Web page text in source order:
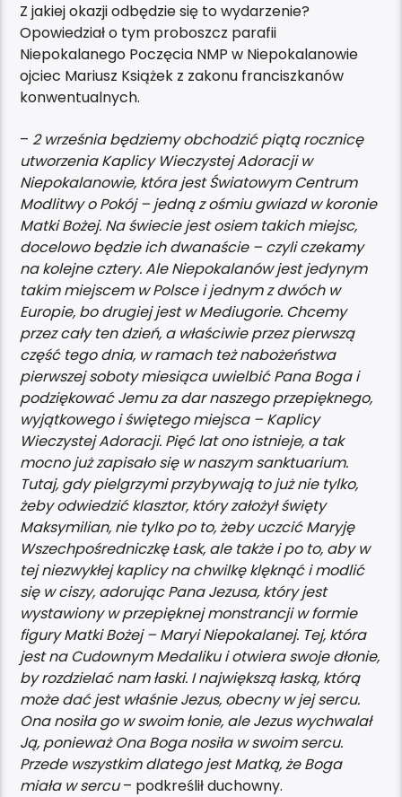
Z jakiej okazji odbędzie się to wydarzenie?
Opowiedział o tym proboszcz parafii
Niepokalanego Poczęcia NMP w Niepokalanowie
ojciec Mariusz Książek z zakonu franciszkanów
konwentualnych.
– 2 września będziemy obchodzić piątą rocznicę
utworzenia Kaplicy Wieczystej Adoracji w
Niepokalanowie, która jest Światowym Centrum
Modlitwy o Pokój – jedną z ośmiu gwiazd w koronie
Matki Bożej. Na świecie jest osiem takich miejsc,
docelowo będzie ich dwanaście – czyli czekamy
na kolejne cztery. Ale Niepokalanów jest jedynym
takim miejscem w Polsce i jednym z dwóch w
Europie, bo drugiej jest w Mediugorie. Chcemy
przez cały ten dzień, a właściwie przez pierwszą
część tego dnia, w ramach też nabożeństwa
pierwszej soboty miesiąca uwielbić Pana Boga i
podziękować Jemu za dar naszego przepięknego,
wyjątkowego i świętego miejsca – Kaplicy
Wieczystej Adoracji. Pięć lat ono istnieje, a tak
mocno już zapisało się w naszym sanktuarium.
Tutaj, gdy pielgrzymi przybywają to już nie tylko,
żeby odwiedzić klasztor, który założył święty
Maksymilian, nie tylko po to, żeby uczcić Maryję
Wszechpośredniczkę Łask, ale także i po to, aby w
tej niezwykłej kaplicy na chwilkę klęknąć i modlić
się w ciszy, adorując Pana Jezusa, który jest
wystawiony w przepięknej monstrancji w formie
figury Matki Bożej – Maryi Niepokalanej. Tej, która
jest na Cudownym Medaliku i otwiera swoje dłonie,
by rozdzielać nam łaski. I największą łaską, którą
może dać jest właśnie Jezus, obecny w jej sercu.
Ona nosiła go w swoim łonie, ale Jezus wychwalał
Ją, ponieważ Ona Boga nosiła w swoim sercu.
Przede wszystkim dlatego jest Matką, że Boga
miała w sercu– podkreślił duchowny.